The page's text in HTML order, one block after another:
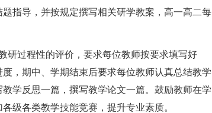
指导，并按规定撰写相关研学教案，高一高二每
研过程性的评价，要求每位教师按要求填写好
，期中、学期结束后要求每位教师认真总结教学
学反思一篇，撰写教学论文一篇。鼓励教师在学
级各类教学技能竞赛，提升专业素质。